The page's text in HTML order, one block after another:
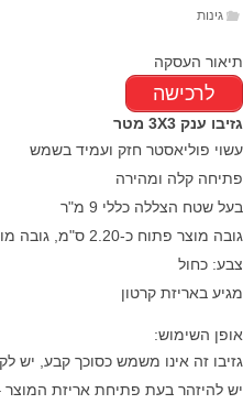
גינות
תיאור העסקה
לרכישה
גזיבו ענק 3X3 מטר
עשוי פוליאסטר חזק ועמיד בשמש
פתיחה קלה ומהירה
בעל שטח הצללה כללי 9 מ"ר
גובה מוצר פתוח כ-2.20 ס"מ, גובה מוצר סגור כ-1.47 ס"מ
צבע: כחול
מגיע באריזת קרטון
אופן השימוש:
גזיבו זה אינו משמש כסוכך קבע, יש
יש להיזהר בעת פתיחת אריזת